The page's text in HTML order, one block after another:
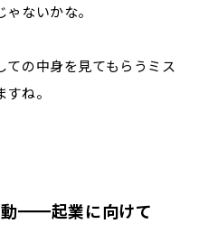
ないかな。
の中身を見てもらうミス
ね。
動━━起業に向けて